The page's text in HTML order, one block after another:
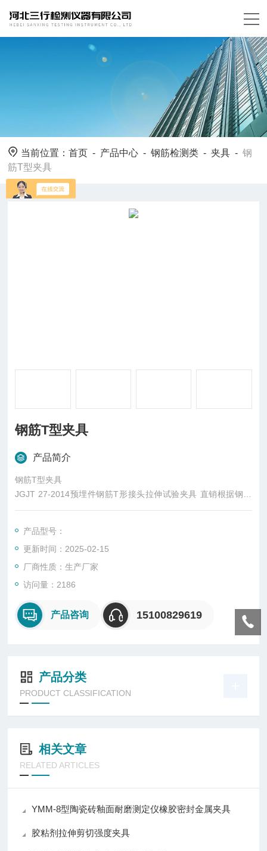
当前位置：首页 - 产品中心 -钢筋检测类 -夹具 -钢
筋T型夹具
钢筋T型夹具
产品简介
钢筋T型夹具
JGJT 27-2014预埋件钢筋T形接头拉伸试验夹具 直销根据钢筋
的级别和直径，应选用适配的拉力试验机或万能试验机。试验机
14中的有关规定。
产品型号：
更新时间：2025-02-15
厂商性质：生产厂家
访问量：2186
产品咨询 15100829619
产品分类
PRODUCT CLASSIFICATION
相关文章
RELATED ARTICLES
YMM-8型陶瓷砖釉面耐磨测定仪橡胶密封金属夹具
胶粘剂拉伸剪切强度夹具